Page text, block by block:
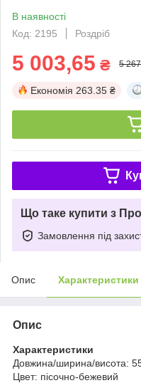
В наявності
Код: 2195
Роздріб
5 003,65 ₴ 5
Економія 263.35 ₴
Що таке купити з
Замовлення під
Опис Характеристики
Опис
Характеристики
Довжина/ширина/висота:
Цвет: пісочно-бежевий